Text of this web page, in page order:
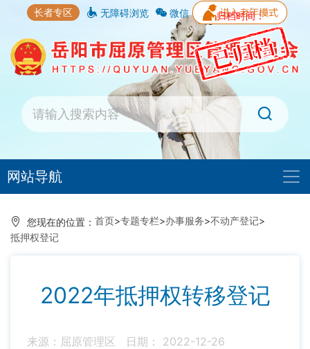
归档时间：
长者专区 无障碍浏览 微信
网站导航
您现在的位置： 首页>专题专栏>办事服务>不动产登记>
抵押权登记
2022年抵押权转移登记
来源：屈原管理区
日期： 2022-12-26